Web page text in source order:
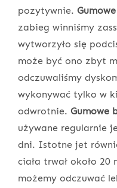
pozytywnie.
zabieg winniśmy
wytworzyło się
może być ono zbyt
odczuwaliśmy
wykonywać tylko w
odwrotnie. Gumowe
używane regularnie
dni. Istotne jet
ciała trwał około
możemy odczuwać